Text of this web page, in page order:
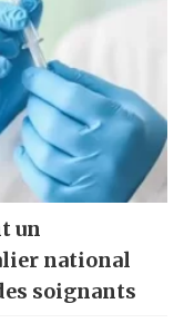
un
national
soignants